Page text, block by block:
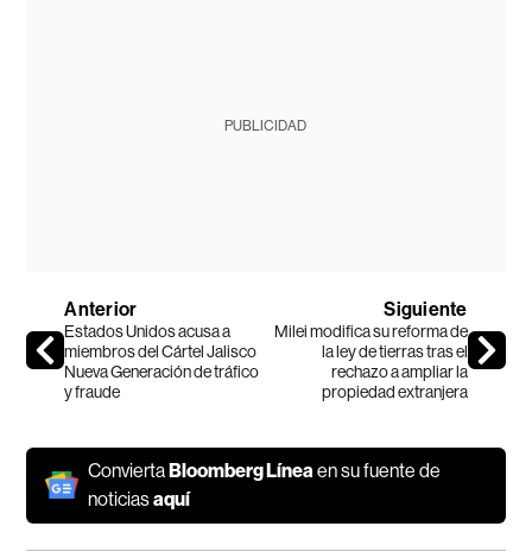
PUBLICIDAD
Anterior
Estados Unidos acusa a
miembros del Cártel Jalisco
Nueva Generación de tráfico
y fraude
Siguiente
Milei modifica su reforma de
la ley de tierras tras el
rechazo a ampliar la
propiedad extranjera
ConviertaBloomberg Línea en su fuente de
noticiasaquí